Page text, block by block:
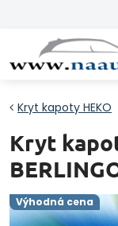
Výhodná cena
Kryt kapoty HEKO
Kryt